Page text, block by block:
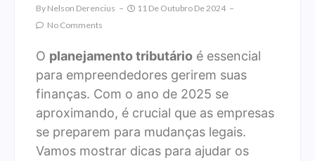
By Nelson Derencius
11 De Outubro De 2024
No Comments
O planejamento tributário é essencial
para empreendedores gerirem suas
finanças. Com o ano de 2025 se
aproximando, é crucial que as empresas
se preparem para mudanças legais.
Vamos mostrar dicas para ajudar os